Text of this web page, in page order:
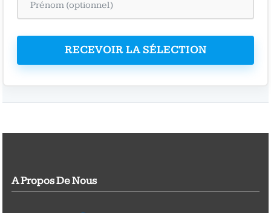
RECEVOIR LA SÉLECTION
A Propos De Nous